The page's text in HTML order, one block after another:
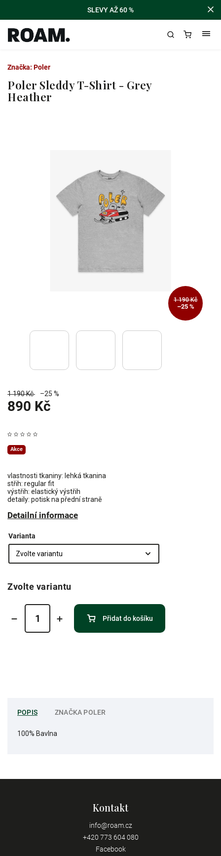
SLEVY AŽ 60 %
Poler Sleddy T-Shirt - Grey
Heather
1 190 Kč
–25 %
1 190 Kč –25 %
890 Kč
Akce
vlastnosti tkaniny: lehká tkanina
střih: regular fit
výstřih: elastický výstřih
detaily: potisk na přední straně
Detailní informace
Značka: Poler
Varianta
Zvolte variantu
Přidat do košíku
POPIS ZNAČKA POLER
100% Bavlna
Kontakt
info@roam.cz
+420 773 604 080
Facebook